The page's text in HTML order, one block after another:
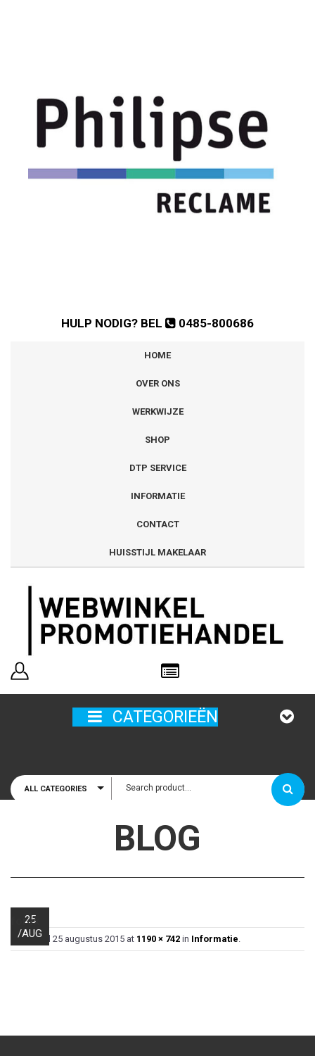
HULP NODIG? BEL 0485-800686
HOME
OVER ONS
WERKWIJZE
SHOP
DTP SERVICE
INFORMATIE
CONTACT
HUISSTIJL MAKELAAR
CATEGORIEËN
ALL CATEGORIES
BLOG
25
/AUG
forex
Published 25 augustus 2015 at 1190 × 742 in Informatie